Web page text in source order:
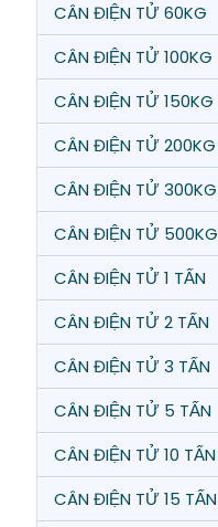
CÂN ĐIỆN TỬ 60KG
CÂN ĐIỆN TỬ 100KG
CÂN ĐIỆN TỬ 150KG
CÂN ĐIỆN TỬ 200KG
CÂN ĐIỆN TỬ 300KG
CÂN ĐIỆN TỬ 500KG
CÂN ĐIỆN TỬ 1 TẤN
CÂN ĐIỆN TỬ 2 TẤN
CÂN ĐIỆN TỬ 3 TẤN
CÂN ĐIỆN TỬ 5 TẤN
CÂN ĐIỆN TỬ 10 TẤN
CÂN ĐIỆN TỬ 15 TẤN